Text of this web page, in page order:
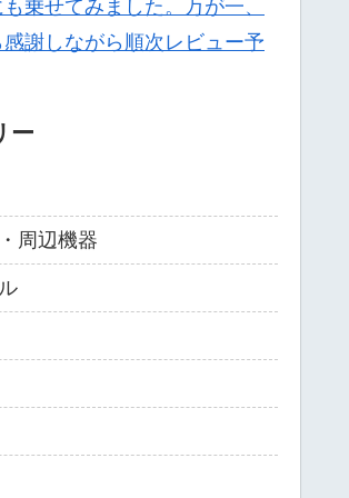
乗せてみました。万が一、
謝しながら順次レビュー予
ー
周辺機器